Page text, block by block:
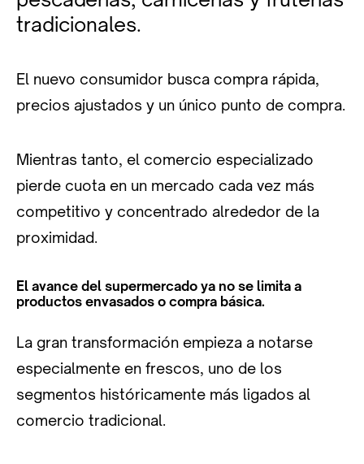
tradicionales.
El nuevo consumidor busca compra rápida,
precios ajustados y un único punto de compra.
Mientras tanto, el comercio especializado
pierde cuota en un mercado cada vez más
competitivo y concentrado alrededor de la
proximidad.
El avance del supermercado ya no se limita a
productos envasados o compra básica.
La gran transformación empieza a notarse
especialmente en frescos, uno de los
segmentos históricamente más ligados al
comercio tradicional.